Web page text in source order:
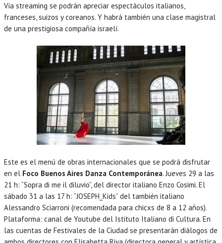
Vía streaming se podrán apreciar espectáculos italianos,
franceses, suizos y coreanos. Y habrá también una clase magistral
de una prestigiosa compañía israelí.
Este es el menú de obras internacionales que se podrá disfrutar
en el Foco Buenos Aires Danza Contemporánea. Jueves 29 a las
21 h: “Sopra di me il diluvio”, del director italiano Enzo Cosimi. El
sábado 31 a las 17 h: “JOSEPH_Kids” del también italiano
Alessandro Sciarroni (recomendada para chicxs de 8 a 12 años).
Plataforma: canal de Youtube del Istituto Italiano di Cultura. En
las cuentas de Festivales de la Ciudad se presentarán diálogos de